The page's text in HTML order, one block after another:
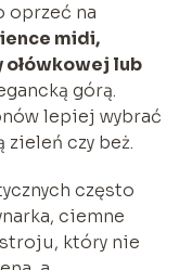
oprzeć na
midi,
lub
górą.
lepiej wybrać
czy beż.
często
ciemne
który nie